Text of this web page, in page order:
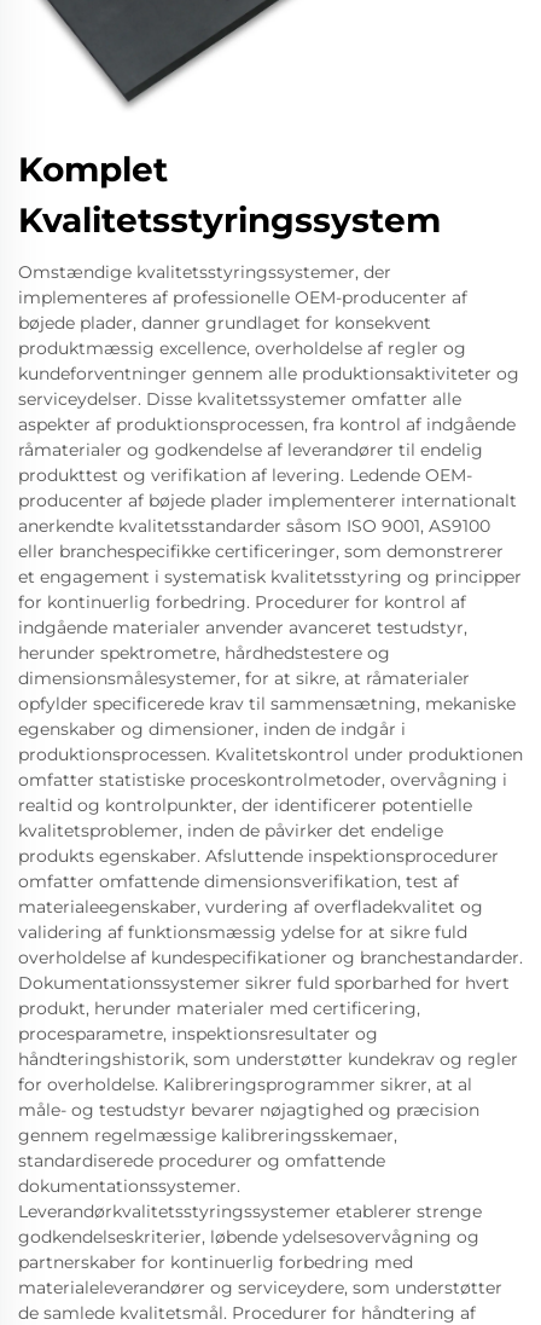
Komplet
Kvalitetsstyringssystem
Omstændige kvalitetsstyringssystemer, der
implementeres af professionelle OEM-producenter af
bøjede plader, danner grundlaget for konsekvent
produktmæssig excellence, overholdelse af regler og
kundeforventninger gennem alle produktionsaktiviteter og
serviceydelser. Disse kvalitetssystemer omfatter alle
aspekter af produktionsprocessen, fra kontrol af indgående
råmaterialer og godkendelse af leverandører til endelig
produkttest og verifikation af levering. Ledende OEM-
producenter af bøjede plader implementerer internationalt
anerkendte kvalitetsstandarder såsom ISO 9001, AS9100
eller branchespecifikke certificeringer, som demonstrerer
et engagement i systematisk kvalitetsstyring og principper
for kontinuerlig forbedring. Procedurer for kontrol af
indgående materialer anvender avanceret testudstyr,
herunder spektrometre, hårdhedstestere og
dimensionsmålesystemer, for at sikre, at råmaterialer
opfylder specificerede krav til sammensætning, mekaniske
egenskaber og dimensioner, inden de indgår i
produktionsprocessen. Kvalitetskontrol under produktionen
omfatter statistiske proceskontrolmetoder, overvågning i
realtid og kontrolpunkter, der identificerer potentielle
kvalitetsproblemer, inden de påvirker det endelige
produkts egenskaber. Afsluttende inspektionsprocedurer
omfatter omfattende dimensionsverifikation, test af
materialeegenskaber, vurdering af overfladekvalitet og
validering af funktionsmæssig ydelse for at sikre fuld
overholdelse af kundespecifikationer og branchestandarder.
Dokumentationssystemer sikrer fuld sporbarhed for hvert
produkt, herunder materialer med certificering,
procesparametre, inspektionsresultater og
håndteringshistorik, som understøtter kundekrav og regler
for overholdelse. Kalibreringsprogrammer sikrer, at al
måle- og testudstyr bevarer nøjagtighed og præcision
gennem regelmæssige kalibreringsskemaer,
standardiserede procedurer og omfattende
dokumentationssystemer.
Leverandørkvalitetsstyringssystemer etablerer strenge
godkendelseskriterier, løbende ydelsesovervågning og
partnerskaber for kontinuerlig forbedring med
materialeleverandører og serviceydere, som understøtter
de samlede kvalitetsmål. Procedurer for håndtering af